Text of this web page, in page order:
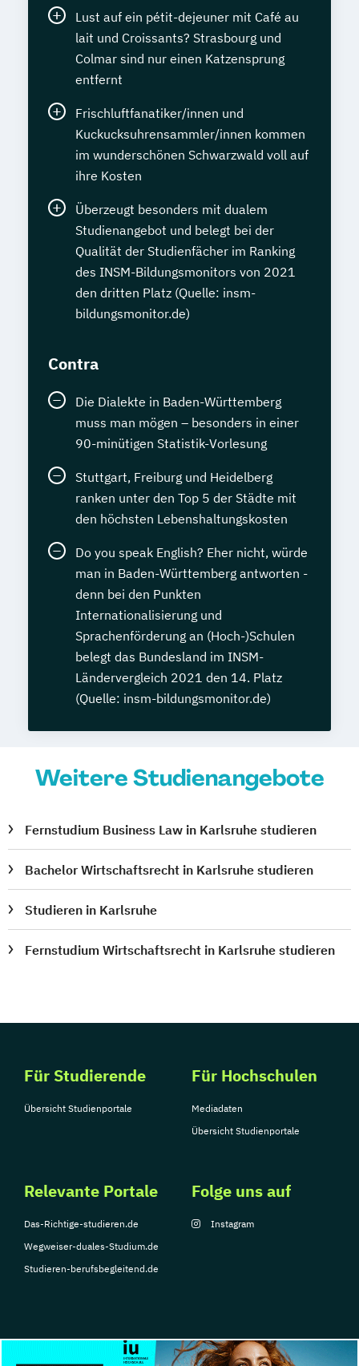
Lust auf ein pétit-dejeuner mit Café au
lait und Croissants? Strasbourg und
Colmar sind nur einen Katzensprung
entfernt
Frischluftfanatiker/innen und
Kuckucksuhrensammler/innen kommen
im wunderschönen Schwarzwald voll auf
ihre Kosten
Überzeugt besonders mit dualem
Studienangebot und belegt bei der
Qualität der Studienfächer im Ranking
des INSM-Bildungsmonitors von 2021
den dritten Platz (Quelle: insm-
bildungsmonitor.de)
Contra
Die Dialekte in Baden-Württemberg
muss man mögen – besonders in einer
90-minütigen Statistik-Vorlesung
Stuttgart, Freiburg und Heidelberg
ranken unter den Top 5 der Städte mit
den höchsten Lebenshaltungskosten
Do you speak English? Eher nicht, würde
man in Baden-Württemberg antworten -
denn bei den Punkten
Internationalisierung und
Sprachenförderung an (Hoch-)Schulen
belegt das Bundesland im INSM-
Ländervergleich 2021 den 14. Platz
(Quelle: insm-bildungsmonitor.de)
Weitere Studienangebote
Fernstudium Business Law in Karlsruhe studieren
Bachelor Wirtschaftsrecht in Karlsruhe studieren
Studieren in Karlsruhe
Fernstudium Wirtschaftsrecht in Karlsruhe studieren
Für Studierende
Übersicht Studienportale
Für Hochschulen
Mediadaten
Übersicht Studienportale
Relevante Portale
Das-Richtige-studieren.de
Wegweiser-duales-Studium.de
Studieren-berufsbegleitend.de
Folge uns auf
Instagram